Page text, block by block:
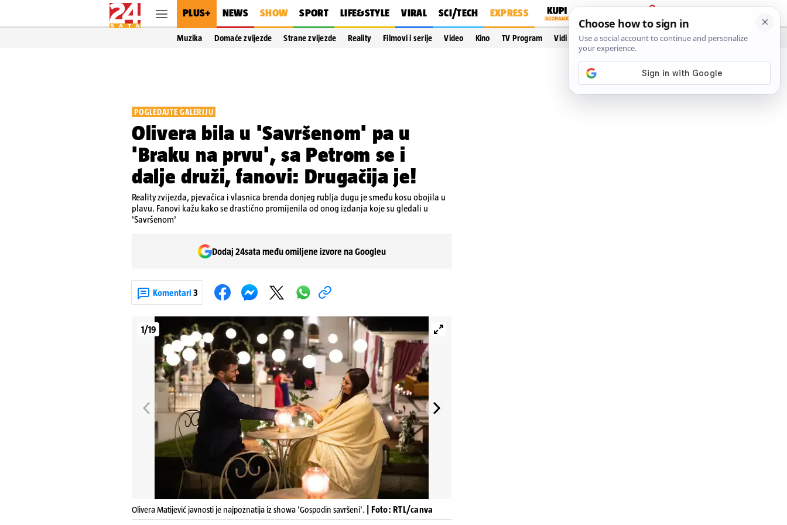
PLUS+ NEWS SHOW SPORT LIFE&STYLE VIRAL SCI/TECH EXPRESS
PRIJAVA
Muzika Domaće zvijezde Strane zvijezde Reality Filmovi i serije Video Kino TV Program Vidi još…
POGLEDAJTE GALERIJU
Olivera bila u 'Savršenom' pa u
'Braku na prvu', sa Petrom se i
dalje druži, fanovi: Drugačija je!
Reality zvijezda, pjevačica i vlasnica brenda donjeg rublja dugu je smeđu kosu obojila u
plavu. Fanovi kažu kako se drastično promijenila od onog izdanja koje su gledali u
'Savršenom'
Dodaj 24sata među omiljene izvore na Googleu
Komentari 3
1/19
Olivera Matijević javnosti je najpoznatija iz showa 'Gospodin savršeni'. | Foto: RTL/canva